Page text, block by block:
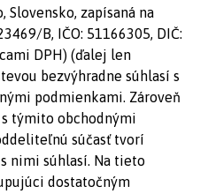
Slovensko, zapísaná na
B, IČO: 51166305, DIČ:
DPH) (ďalej len
bezvýhradne súhlasí s
podmienkami. Zároveň
týmito obchodnými
súčasť tvorí
nimi súhlasí. Na tieto
dostatočným